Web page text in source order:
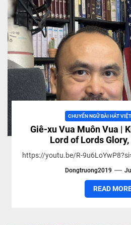
CHUYỂN NGỮ BÀI HÁT
Giê-xu Vua Muôn Vua |
Lord of Lords
https://youtu.be/R-
Dongtruong2019
READ